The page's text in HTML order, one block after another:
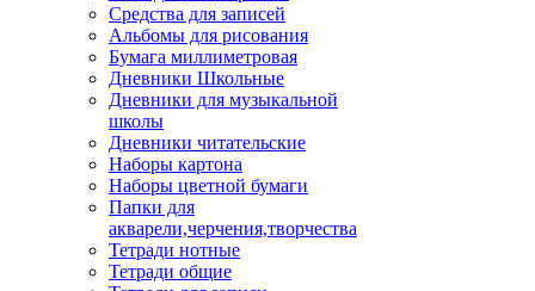
Средства для записей
Альбомы для рисования
Бумага миллиметровая
Дневники Школьные
Дневники для музыкальной
школы
Дневники читательские
Наборы картона
Наборы цветной бумаги
Папки для
акварели,черчения,творчества
Тетради нотные
Тетради общие